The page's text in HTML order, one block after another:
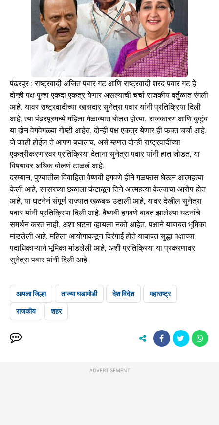
पंढरपूर : राष्ट्रवादी अजित पवार गट आणि राष्ट्रवादी शरद पवार गट हे
दोन्ही पक्ष पुन्हा एकदा एकत्र येणार असल्याची चर्चा राजकीय वर्तुळात रंगली
आहे. यावर राष्ट्रवादीच्या खासदार सुनेत्रा पवार यांनी प्रतिक्रिया दिली
आहे, त्या पंढरपूरमध्ये महिला मेळाव्यात बोलत होत्या. राजकारण आणि कुटुंब
या दोन वेगवेगळ्या गोष्टी आहेत, दोन्ही पक्ष एकत्र येणार ही फक्त चर्चा आहे.
जे काही होईल ते आपण बघालच, असे म्हणत दोन्ही राष्ट्रवादीच्या
एकत्रीकरणारवर प्रतिक्रिया देताना सुनेत्रा पवार यांनी हात जोडत, या
विषयावर अधिक बोलणं टाळलं आहे.
दरम्यान, पुण्यातील विवाहिता वैष्णवी हगवणे हीने गळफास घेऊन आत्महत्या
केली आहे, सासरच्या छळाला कंटाळून तिने आत्महत्या केल्याचा आरोप होत
आहे, या घटनेनं संपूर्ण राज्यात खळबळ उडाली आहे, यावर देखील सुनेत्रा
पवार यांनी प्रतिक्रिया दिली आहे. वैष्णवी हगवणे बाबत झालेल्या घटनांचे
समर्थन करत नाही, अशा घटना व्हायला नको आहेत. पक्षाने याबाबत भूमिका
मांडलेली आहे. महिला आयोगाकडून दिरंगाई होते याबाबत सुद्धा पक्षाच्या
पदाधिकाऱ्याने भूमिका मांडलेली आहे, अशी प्रतिक्रिया या प्रकरणावर
सुनेत्रा पवार यांनी दिली आहे.
आपला जिल्हा ताज्या घडामोडी देश विदेश महाराष्ट्र
राजकीय शहर
ADVERTISEMENT